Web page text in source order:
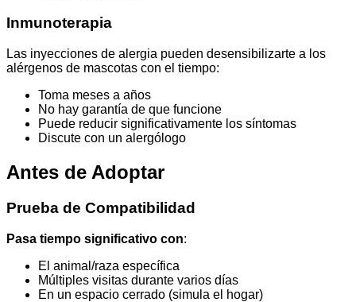
Inmunoterapia
Las inyecciones de alergia pueden desensibilizarte a los
alérgenos de mascotas con el tiempo:
Toma meses a años
No hay garantía de que funcione
Puede reducir significativamente los síntomas
Discute con un alergólogo
Antes de Adoptar
Prueba de Compatibilidad
Pasa tiempo significativo con:
El animal/raza específica
Múltiples visitas durante varios días
En un espacio cerrado (simula el hogar)